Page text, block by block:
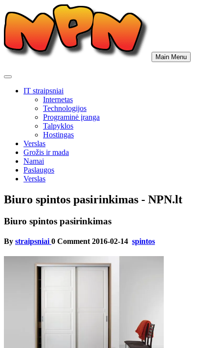
to
content
Main Menu
IT straipsniai
Internetas
Technologijos
Programinė įranga
Talpyklos
Hostingas
Verslas
Grožis ir mada
Namai
Paslaugos
Verslas
Biuro spintos pasirinkimas - NPN.lt
Biuro spintos pasirinkimas
By straipsniai 0 Comment 2016-02-14 spintos